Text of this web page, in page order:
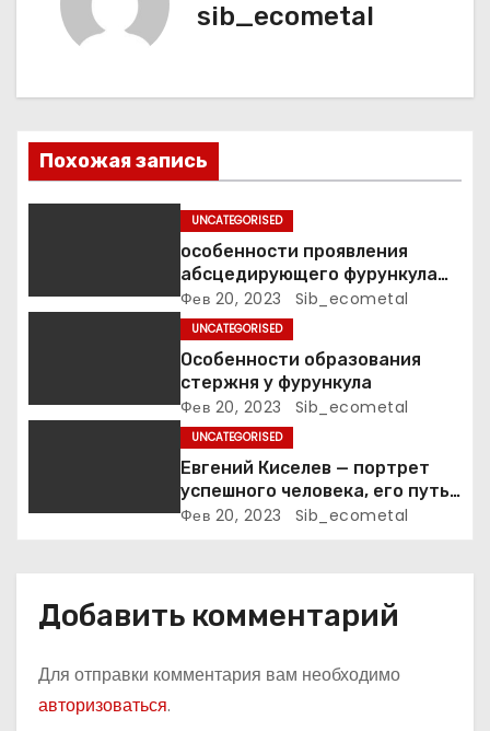
я
п
о
с
м
sib_ecometal
Похожая запись
UNCATEGORISED
особенности проявления
абсцедирующего фурункула
код по МКБ-10
Фев 20, 2023 Sib_ecometal
UNCATEGORISED
Особенности образования
стержня у фурункула
Фев 20, 2023 Sib_ecometal
UNCATEGORISED
Евгений Киселев — портрет
успешного человека, его путь
к славе и личное счастье
Фев 20, 2023 Sib_ecometal
Добавить комментарий
Для отправки комментария вам необходимо
авторизоваться.